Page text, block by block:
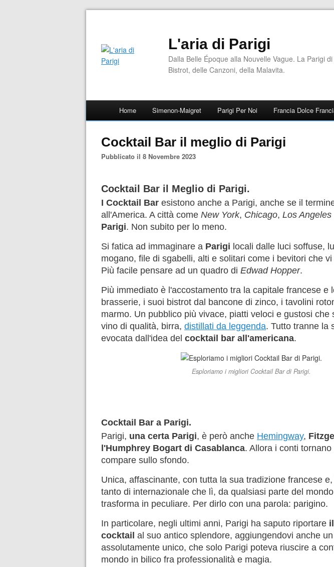
L'aria di Parigi
Dalla Belle Époque alla Nouvelle Vague. La Parigi
Bistrot, delle Canzoni, della Malavita.
Home Simenon-Maigret Parigi Per Noi Francia Dolce
Cocktail Bar il meglio di Parigi
Pubblicato il 8 Novembre 2023
Cocktail Bar il Meglio di Parigi.
I Cocktail Bar esistono anche a Parigi, anche se il
all'America. A città come New York, Chicago, Los Angeles
Parigi. Non subito per lo meno.
Si fatica ad immaginare a Parigi locali dalle luci soffuse,
mogano, file di sgabelli, alti e solitari come i bevitori che
Più facile pensare ad un quadro di Edwad Hopper.
Più immediato è l'accostamento tra la capitale francese e
brasserie, i suoi bistrot dal bancone di zinco, i tavolini
marmo. Un pubblico più vivace, piatti veloci e gustosi che
vino di qualità, birra, distillati da leggenda. Tutto tranne la
evocata dall'idea del cocktail bar all'americana.
Esploriamo i migliori Cocktail Bar di Parigi.
Cocktail Bar a Parigi.
Parigi, una certa Parigi, è però anche Hemingway,
l'Humphrey Bogart di Casablanca. Allora i conti tornano
compare sullo sfondo.
Unica, affascinante, con tutta la sua tradizione francese e,
tanto di internazionale che lì, da qualsiasi parte del
trasforma in peculiare. Per dirlo con una parola: parigino.
In particolare, negli ultimi anni, Parigi ha saputo riportare
cocktail al suo antico splendore, aggiungendovi anche
assolutamente unico, che solo Parigi poteva riuscire a
mondo in bilico fra professionalità e magia.